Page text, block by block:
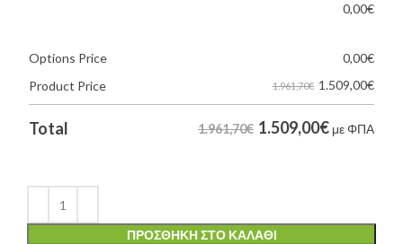
0,00€
Options Price 0,00€
Product Price
1.961,70€ 1.509,00€
Total 1.961,70€ 1.509,00€ με ΦΠΑ
ΠΡΟΣΘΉΚΗ ΣΤΟ ΚΑΛΆΘΙ